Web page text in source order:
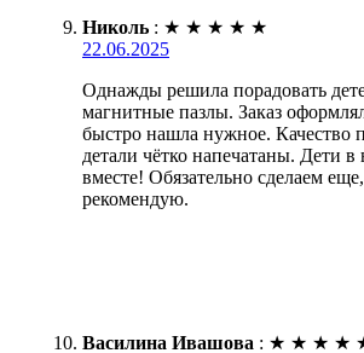
Николь : ★ ★ ★ ★ ★
22.06.2025
Однажды решила порадовать
магнитные пазлы. Заказ
быстро нашла нужное. Качество
детали чётко напечатаны. Дети в
вместе! Обязательно сделаем
рекомендую.
Василина Ивашова : ★ ★ ★ ★